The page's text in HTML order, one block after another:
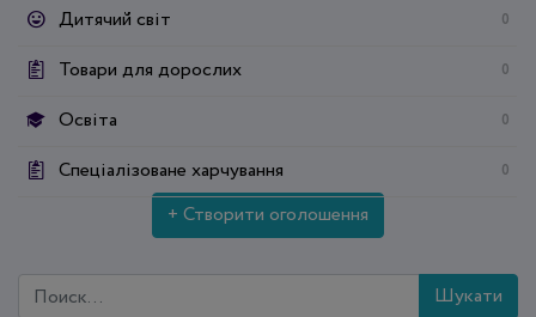
Дитячий світ 0
Товари для дорослих 0
Освіта 0
Спеціалізоване харчування 0
+ Створити оголошення
Шукати